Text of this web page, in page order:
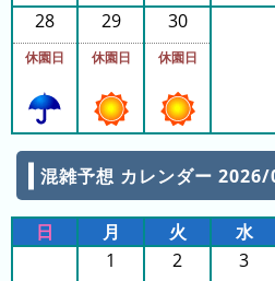
の
ラ
ン
ン
今
28
休園日
29
休園日
30
休園日
混雑予想 カレンダー 2026/
日 月 火 水
1
2 3